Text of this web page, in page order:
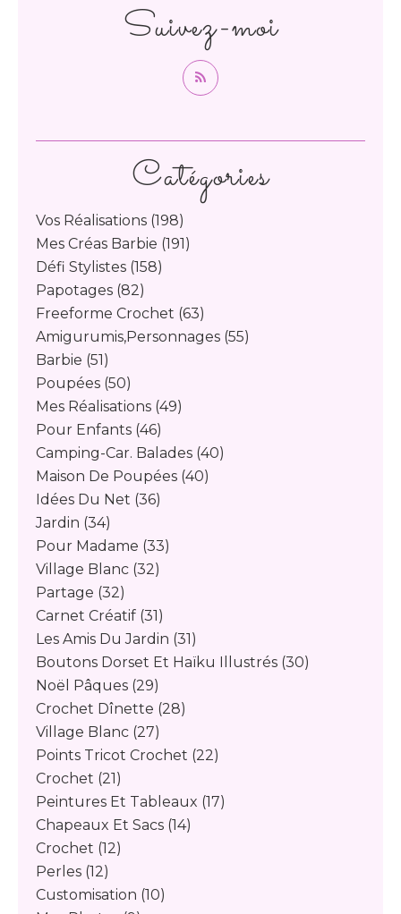
Catégories
Vos Réalisations (198)
Mes Créas Barbie (191)
Défi Stylistes (158)
Papotages (82)
Freeforme Crochet (63)
Amigurumis,personnages (55)
Barbie (51)
Poupées (50)
Mes Réalisations (49)
Pour Enfants (46)
Camping-Car. Balades (40)
Maison De Poupées (40)
Idées Du Net (36)
Jardin (34)
Pour Madame (33)
Village Blanc (32)
Partage (32)
Carnet Créatif (31)
Les Amis Du Jardin (31)
Boutons Dorset Et Haïku Illustrés (30)
Noël Pâques (29)
Crochet Dînette (28)
Village Blanc (27)
Points Tricot Crochet (22)
Crochet (21)
Peintures Et Tableaux (17)
Chapeaux Et Sacs (14)
Crochet (12)
Perles (12)
Customisation (10)
Suivez-moi